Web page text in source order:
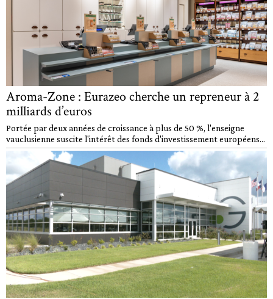
Aroma-Zone : Eurazeo cherche un repreneur à 2
milliards d’euros
Portée par deux années de croissance à plus de 50 %, l'enseigne
vauclusienne suscite l'intérêt des fonds d'investissement européens...